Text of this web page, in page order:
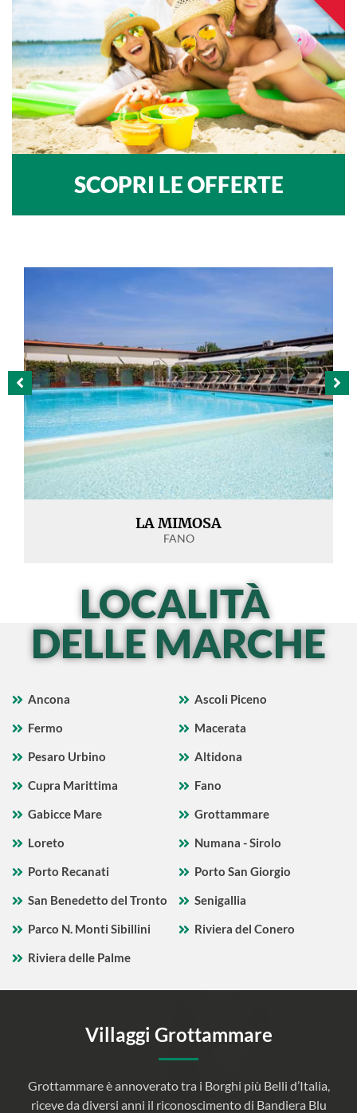
SCOPRI LE OFFERTE
LA MIMOSA
FANO
LOCALITÀ
DELLE MARCHE
Ancona
Ascoli Piceno
Fermo
Macerata
Pesaro Urbino
Altidona
Cupra Marittima
Fano
Gabicce Mare
Grottammare
Loreto
Numana - Sirolo
Porto Recanati
Porto San Giorgio
San Benedetto del Tronto
Senigallia
Parco N. Monti Sibillini
Riviera del Conero
Riviera delle Palme
Villaggi Grottammare
Grottammare è annoverato tra i Borghi più Belli d’Italia,
riceve da diversi anni il riconoscimento di Bandiera Blu